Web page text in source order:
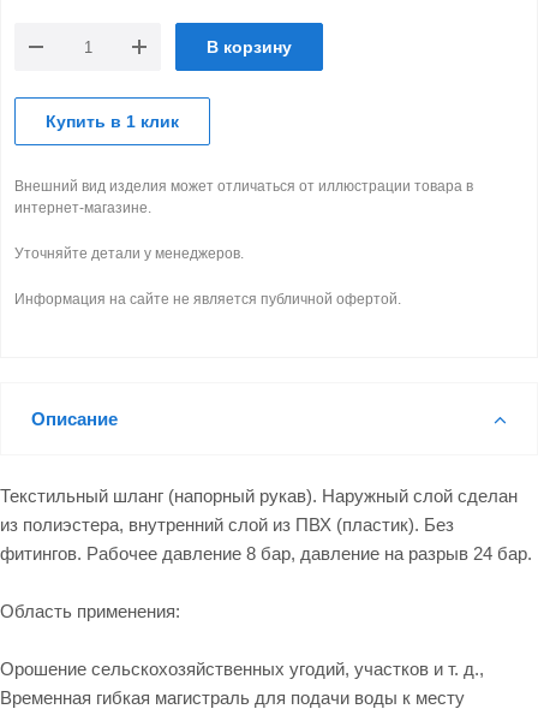
В корзину
Купить в 1 клик
Внешний вид изделия может отличаться от иллюстрации товара в
интернет-магазине.
Уточняйте детали у менеджеров.
Информация на сайте не является публичной офертой.
Описание
Текстильный шланг (напорный рукав). Наружный слой сделан
из полиэстера, внутренний слой из ПВХ (пластик). Без
фитингов. Рабочее давление 8 бар, давление на разрыв 24 бар.
Область применения:
Орошение сельскохозяйственных угодий, участков и т. д.,
Временная гибкая магистраль для подачи воды к месту